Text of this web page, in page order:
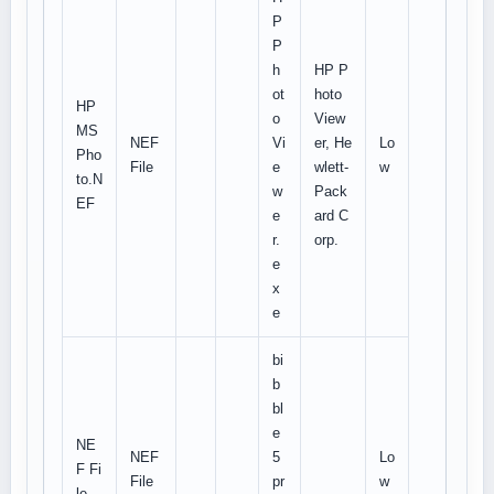
HP
MS
Pho
to.N
EF
NEF
File
P
P
h
ot
o
Vi
e
w
e
r.
e
x
e
HP P
hoto
View
er, He
wlett-
Pack
ard C
orp.
Lo
w
NE
F Fi
NEF
File
bi
b
bl
e
5
pr
Lo
w